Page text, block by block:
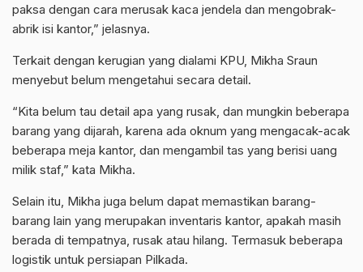
paksa dengan cara merusak kaca jendela dan mengobrak-
abrik isi kantor,” jelasnya.
Terkait dengan kerugian yang dialami KPU, Mikha Sraun
menyebut belum mengetahui secara detail.
“Kita belum tau detail apa yang rusak, dan mungkin beberapa
barang yang dijarah, karena ada oknum yang mengacak-acak
beberapa meja kantor, dan mengambil tas yang berisi uang
milik staf,” kata Mikha.
Selain itu, Mikha juga belum dapat memastikan barang-
barang lain yang merupakan inventaris kantor, apakah masih
berada di tempatnya, rusak atau hilang. Termasuk beberapa
logistik untuk persiapan Pilkada.